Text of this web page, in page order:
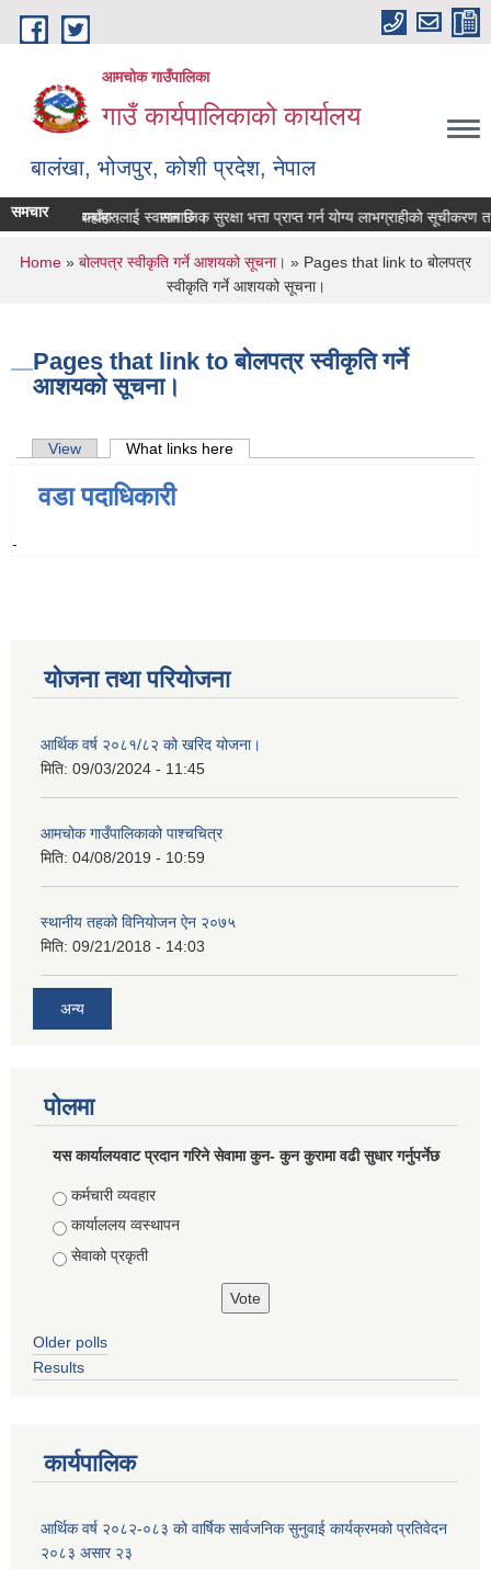
Skip to main content
आमचोक गाउँपालिका
गाउँ कार्यपालिकाको कार्यालय
बालंखा, भोजपुर, कोशी प्रदेश, नेपाल
मा यहाँहरुलाई स्वागत छ ।
समचार
पेश गर्ने सम्बन्धमा। सामाजिक सुरक्षा भत्ता प्राप्‍त गर्न योग्य लाभग्राहीको सूचीकरण
You are here
Home » बोलपत्र स्वीकृति गर्ने आशयको सूचना। » Pages that link to बोलपत्र
स्वीकृति गर्ने आशयको सूचना।
Pages that link to बोलपत्र स्वीकृति गर्ने
आशयको सूचना।
Primary tabs
View What links here
वडा पदाधिकारी
-
योजना तथा परियोजना
आर्थिक वर्ष २०८१/८२ को खरिद योजना।
मिति: 09/03/2024 - 11:45
आमचोक गाउँपालिकाको पाश्चचित्र
मिति: 04/08/2019 - 10:59
स्थानीय तहको विनियोजन ऐन २०७५
मिति: 09/21/2018 - 14:03
अन्य
पोलमा
यस कार्यालयवाट प्रदान गरिने सेवामा कुन- कुन कुरामा वढी सुधार गर्नुपर्नेछ
Choices
कर्मचारी व्यवहार
कार्याललय व्वस्थापन
सेवाको प्रकृती
Older polls
Results
कार्यपालिक
आर्थिक वर्ष २०८२-०८३ को वार्षिक सार्वजनिक सुनुवाई कार्यक्रमको प्रतिवेदन
२०८३ असार २३